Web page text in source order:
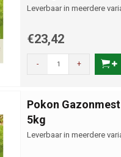
Leverbaar in meerdere
€23,42
- +
Pokon
5kg
Leverbaar in meerdere